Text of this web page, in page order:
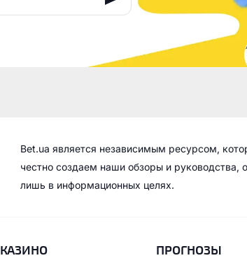
Bet.ua является независимым ресурсом,
честно создаем наши обзоры и руководства,
лишь в информационных целях.
КАЗИНО ПРОГНОЗЫ